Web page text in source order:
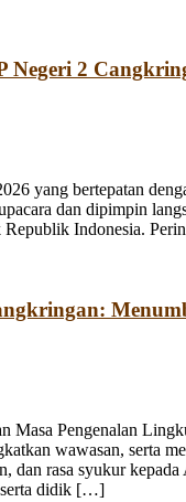
Negeri 2
yang bertepatan
dan dipimpin
Republik Indonesia.
Masa Pengenalan
wawasan, serta
dan rasa syukur
didik […]